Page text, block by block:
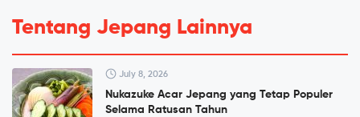
Tentang Jepang Lainnya
July 8, 2026
Nukazuke Acar Jepang yang Tetap Populer
Selama Ratusan Tahun